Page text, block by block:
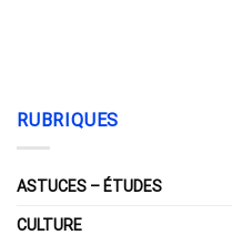
RUBRIQUES
ASTUCES – ÉTUDES
CULTURE